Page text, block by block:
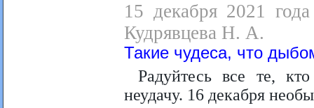
15 декабря 2021
Кудрявцева Н. А.
Такие чудеса, что
Радуйтесь все те,
неудачу. 16 декабря